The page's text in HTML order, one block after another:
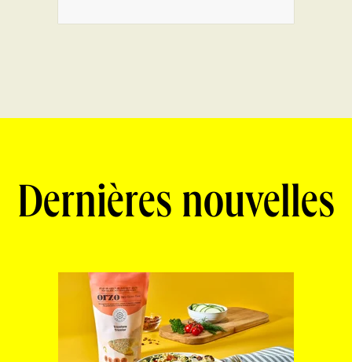
Dernières nouvelles